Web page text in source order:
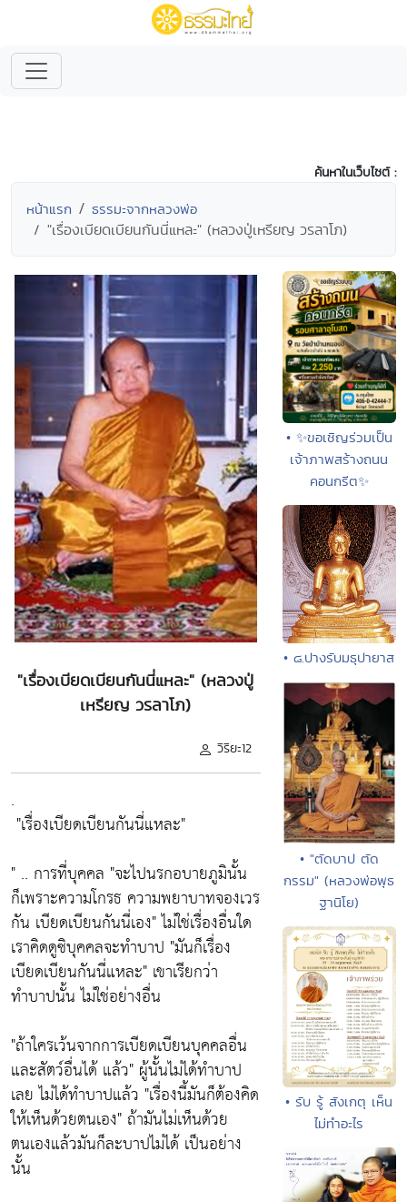
ค้นหาในเว็บไซต์ :
หน้าแรก ธรรมะจากหลวงพ่อ
"เรื่องเบียดเบียนกันนี่แหละ" (หลวงปู่เหรียญ วรลาโภ)
"เรื่องเบียดเบียนกันนี่แหละ" (หลวงปู่
เหรียญ วรลาโภ)
วิริยะ12
.
"เรื่องเบียดเบียนกันนี่แหละ"
" .. การที่บุคคล "จะไปนรกอบายภูมินั้น
ก็เพราะความโกรธ ความพยาบาทจองเวร
กัน เบียดเบียนกันนี่เอง"ไม่ใช่เรื่องอื่นใด
เราคิดดูซิบุคคลจะทำบาป "มันก็เรื่อง
เบียดเบียนกันนี่แหละ" เขาเรียกว่า
ทำบาปนั้น ไม่ใช่อย่างอื่น
"ถ้าใครเว้นจากการเบียดเบียนบุคคลอื่น
และสัตว์อื่นได้ แล้ว" ผู้นั้นไม่ได้ทำบาป
เลย ไม่ได้ทำบาปแล้ว "เรื่องนี้มันก็ต้องคิด
ให้เห็นด้วยตนเอง"ถ้ามันไม่เห็นด้วย
ตนเองแล้วมันก็ละบาปไม่ได้ เป็นอย่าง
นั้น
• ✨ขอเชิญร่วมเป็น
เจ้าภาพสร้างถนน
คอนกรีต✨
• ๘.ปางรับมธุปายาส
• "ตัดบาป ตัด
กรรม" (หลวงพ่อพุธ
ฐานิโย)
• รับ รู้ สังเกตุ เห็น
ไม่ทำอะไร